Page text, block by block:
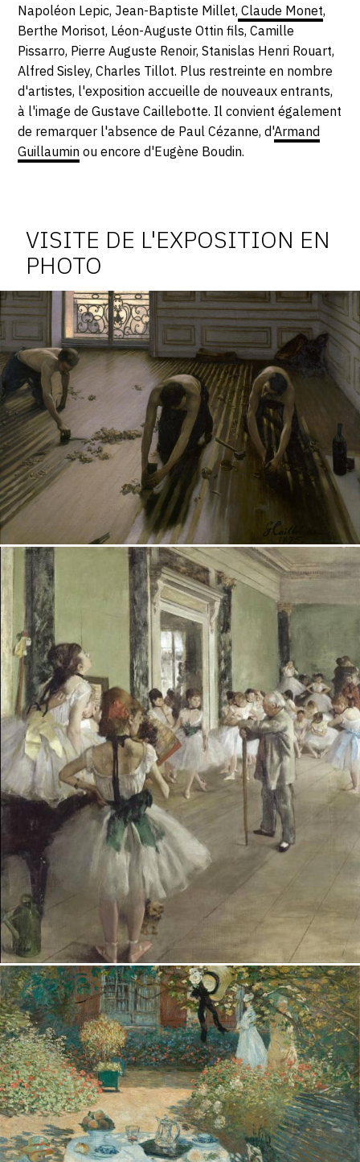
Napoléon Lepic, Jean-Baptiste Millet, Claude Monet,
Berthe Morisot, Léon-Auguste Ottin fils, Camille
Pissarro, Pierre Auguste Renoir, Stanislas Henri Rouart,
Alfred Sisley, Charles Tillot. Plus restreinte en nombre
d'artistes, l'exposition accueille de nouveaux entrants,
à l'image de Gustave Caillebotte. Il convient également
de remarquer l'absence de Paul Cézanne, d'Armand
Guillaumin ou encore d'Eugène Boudin.
l'exposition
VISITE DE L'EXPOSITION EN
PHOTO